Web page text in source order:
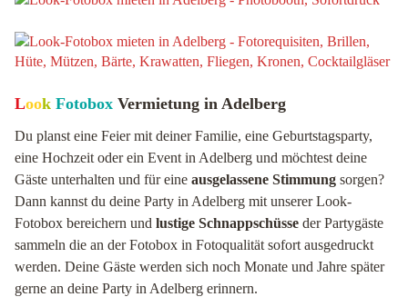
Look Fotobox Vermietung in Adelberg
Du planst eine Feier mit deiner Familie, eine Geburtstagsparty,
eine Hochzeit oder ein Event in Adelberg und möchtest deine
Gäste unterhalten und für eine ausgelassene Stimmung sorgen?
Dann kannst du deine Party in Adelberg mit unserer Look-
Fotobox bereichern und lustige Schnappschüsse der Partygäste
sammeln die an der Fotobox in Fotoqualität sofort ausgedruckt
werden. Deine Gäste werden sich noch Monate und Jahre später
gerne an deine Party in Adelberg erinnern.